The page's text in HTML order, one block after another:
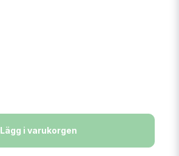
Lägg i varukorgen